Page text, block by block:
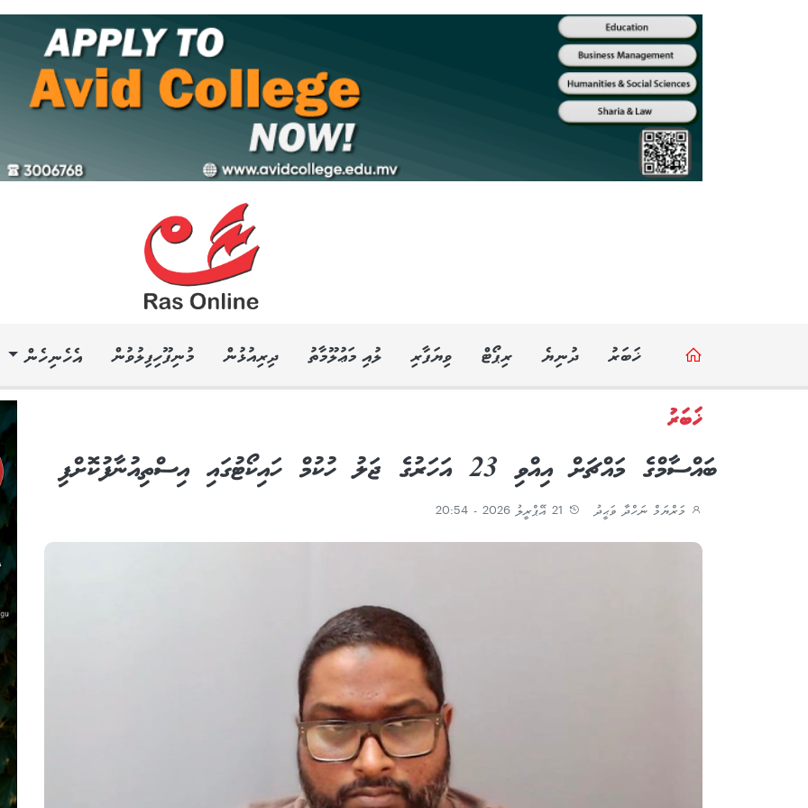
ޚަބަރު ދުނިޔެ ރިޕޯޓް ވިޔަފާރި ލުއި މަޢުލޫމާތު ދިރިއުޅުން މުނިފޫހިފިލުވުން އެހެނިހެން
ޚަބަރު
ބައްސާމްގެ މައްޗަށް އިއްވި 23 އަހަރުގެ ޖަލު ހުކުމް ހައިކޯޓުގައި އިސްތިއުނާފުކޮށްފި
މަރްޔަމް ނަހްދާ ވަޙީދު